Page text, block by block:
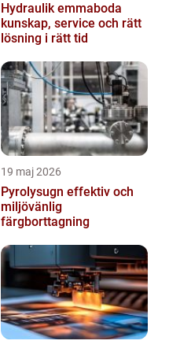
Hydraulik emmaboda
kunskap, service och rätt
lösning i rätt tid
19 maj 2026
Pyrolysugn effektiv och
miljövänlig
färgborttagning